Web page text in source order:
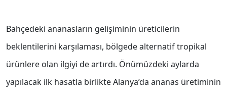
Bahçedeki ananasların gelişiminin üreticilerin
beklentilerini karşılaması, bölgede alternatif tropikal
ürünlere olan ilgiyi de artırdı. Önümüzdeki aylarda
yapılacak ilk hasatla birlikte Alanya’da ananas üretiminin